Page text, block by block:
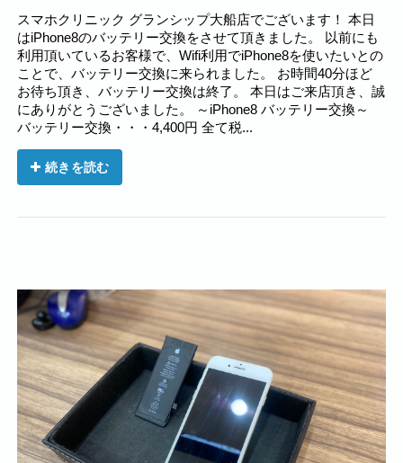
スマホクリニック グランシップ大船店でございます！ 本日
はiPhone8のバッテリー交換をさせて頂きました。 以前にも
利用頂いているお客様で、Wifi利用でiPhone8を使いたいとの
ことで、バッテリー交換に来られました。 お時間40分ほど
お待ち頂き、バッテリー交換は終了。 本日はご来店頂き、誠
にありがとうございました。 ～iPhone8 バッテリー交換～
バッテリー交換・・・4,400円 全て税...
続きを読む